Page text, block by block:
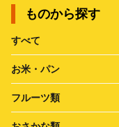
ものから探す
すべて
お米・パン
フルーツ類